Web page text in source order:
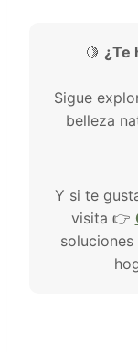
🍋 ¿Te
Sigue
belleza
Y si te
visita 👉